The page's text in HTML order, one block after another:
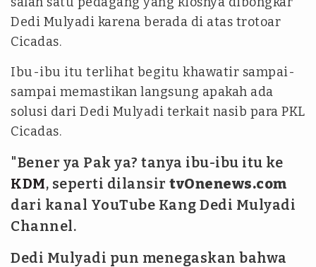
Dedi Mulyadi karena berada di atas trotoar
Cicadas.
Ibu-ibu itu terlihat begitu khawatir sampai-
sampai memastikan langsung apakah ada
solusi dari Dedi Mulyadi terkait nasib para PKL
Cicadas.
"Bener ya Pak ya? tanya ibu-ibu itu ke
KDM, seperti dilansir tvOnenews.com
dari kanal YouTube Kang Dedi Mulyadi
Channel.
Dedi Mulyadi pun menegaskan bahwa